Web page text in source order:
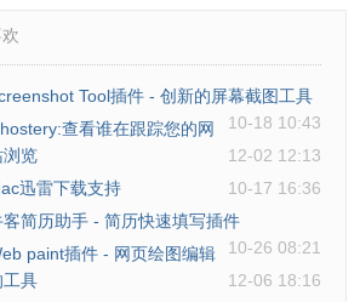
Tool插件 - 创新的屏幕截图工具
10-18 10:43
查看谁在跟踪您的网
浏览
12-02 12:13
迅雷下载支持
10-17 16:36
客简历助手 - 简历快速填写插件
10-26 08:21
paint插件 - 网页绘图编辑
工具
12-06 18:16